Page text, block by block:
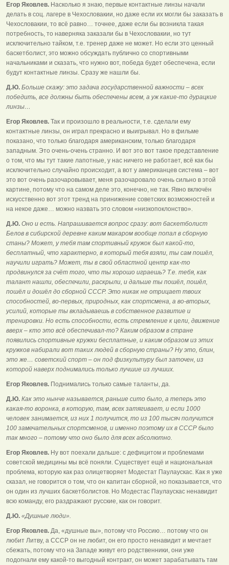
Егор Яковлев. Насколько я знаю, первые контактные линзы начали
делать в соц. лагере в Чехословакии, но даже если их могли бы заказать в
Чехословакии, то всё равно… точнее, даже если бы возникла такая
потребность, то наверняка заказали бы в Чехословакии, но тут
исключительно тайком, т.е. тренер даже не может. Но если это ценный
баскетболист, это можно обсуждать публично со спортивными
начальниками и сказать, что нужно вот, победа будет обеспечена, если
будут контактные линзы. Сразу же нашли бы.
Д.Ю. Больше скажу: это задача государственной важности – всех
победить, все должны быть обеспечены всем, а уж какие-то дурацкие
линзы…
Егор Яковлев. Так и произошло в реальности, т.е. сделали ему
контактные линзы, он играл прекрасно и выигрывал. Но в фильме
показано, что только благодаря американским, только благодаря
западным. Это очень-очень странно. И вот это вот такое представление
о том, что мы тут такие лапотные, у нас ничего не работает, всё как бы
исключительно случайно происходит, а вот у американцев система – вот
это вот очень разочаровывает, меня разочаровало очень сильно в этой
картине, потому что на самом деле это, конечно, не так. Явно включён
искусственно вот этот тренд на принижение советских возможностей и
на некое даже… можно назвать это словом «низкопоклонство».
Д.Ю. Оно и есть. Напрашивается вопрос сразу: вот баскетболист
Белов в сибирской деревне каким макаром вообще попал в сборную
станы? Может, у тебя там спортивный кружок был какой-то,
бесплатный, что характерно, в который тебя взяли, ты сам пошёл,
научили играть? Может, ты в свой областной центр как-то
продвинулся за счёт того, что ты хорошо играешь? Т.е. тебя, как
талант нашли, обеспечили, раскрыли, и дальше ты пошёл, пошёл,
пошёл и дошёл до сборной СССР. Это никак не отрицает твоих
способностей, во-первых, природных, как спортсмена, а во-вторых,
усилий, которые ты вкладываешь в собственное развитие и
тренировки. Но есть способности, есть стремление к цели, движение
вверх – кто это всё обеспечивал-то? Каким образом в стране
появились спортивные кружки бесплатные, и каким образом из этих
кружков набирали вот таких людей в сборную страны? Ну это, блин,
это же… советский спорт – он под физкультуру был заточен, из
которой наверх поднимались только лучшие из лучших.
Егор Яковлев. Поднимались только самые таланты, да.
Д.Ю. Как это нынче называется, раньше сито было, а теперь это
какая-то воронка, в которую, там, всех затягивает, и если 1000
человек занимается, из них 1 получится, то из 100 тысяч получится
100 замечательных спортсменов, и именно поэтому их в СССР было
так много – потому что оно было для всех абсолютно.
Егор Яковлев. Ну вот поехали дальше: с дефицитом и проблемами
советской медицины мы всё поняли. Существует ещё и национальная
проблема, которую как раз олицетворяет Модестат Паулаускас. Как я уже
сказал, не говорится о том, что он капитан сборной, но показывается, что
он один из лучших баскетболистов. Но Модестас Паулаускас ненавидит
всю команду, его раздражают русские, как он говорит.
Д.Ю. «Душные люди».
Егор Яковлев. Да, «душные вы», потому что Россию… потому что он
любит Литву, а СССР он не любит, он его просто ненавидит и мечтает
сбежать, потому что на Западе живут его родственники, они уже
подогнали ему какой-то выгодный контракт, он может зарабатывать там